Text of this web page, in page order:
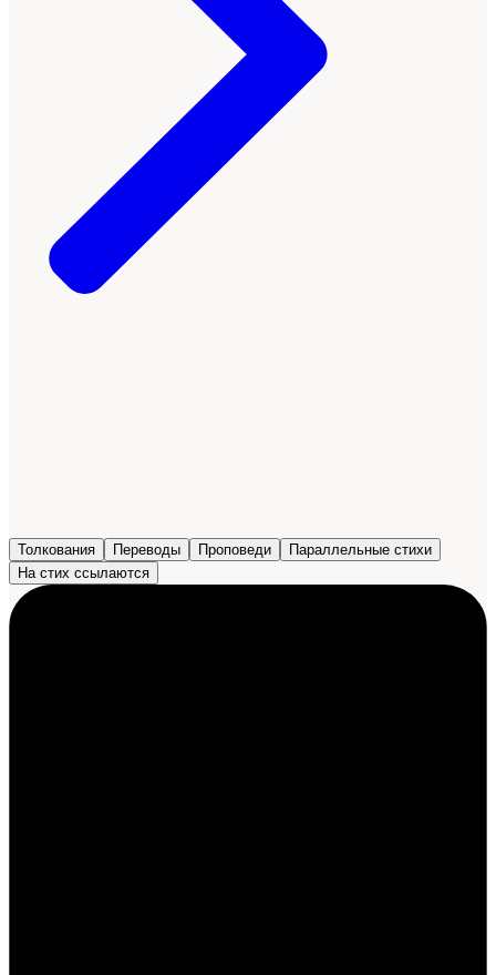
Толкования Переводы Проповеди
Параллельные стихи
На стих ссылаются